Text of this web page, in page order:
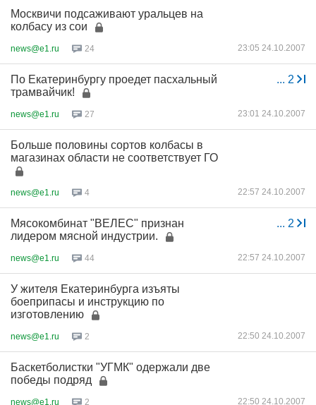
Москвичи подсаживают уральцев на
колбасу из сои
news@e1.ru 24 23:05 24.10.2007
... 2
По Екатеринбургу проедет пасхальный
трамвайчик!
news@e1.ru 27 23:01 24.10.2007
Больше половины сортов колбасы в
магазинах области не соответствует ГО
news@e1.ru 4 22:57 24.10.2007
... 2
Мясокомбинат "ВЕЛЕС" признан
лидером мясной индустрии.
news@e1.ru 44 22:57 24.10.2007
У жителя Екатеринбурга изъяты
боеприпасы и инструкцию по
изготовлению
news@e1.ru 2 22:50 24.10.2007
Баскетболистки "УГМК" одержали две
победы подряд
news@e1.ru 2 22:50 24.10.2007